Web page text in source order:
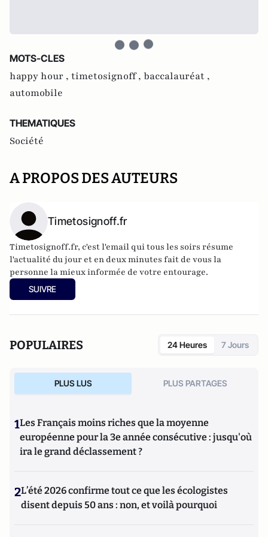
MOTS-CLES
happy hour , timetosignoff , baccalauréat ,
automobile
THEMATIQUES
Société
A PROPOS DES AUTEURS
Timetosignoff.fr
Timetosignoff.fr, c'est l'email qui tous les soirs résume
l'actualité du jour et en deux minutes fait de vous la
personne la mieux informée de votre entourage.
SUIVRE
POPULAIRES 24 Heures 7 Jours
PLUS LUS PLUS PARTAGES
1Les Français moins riches que la moyenne
européenne pour la 3e année consécutive : jusqu'où
ira le grand déclassement ?
2L’été 2026 confirme tout ce que les écologistes
disent depuis 50 ans : non, et voilà pourquoi